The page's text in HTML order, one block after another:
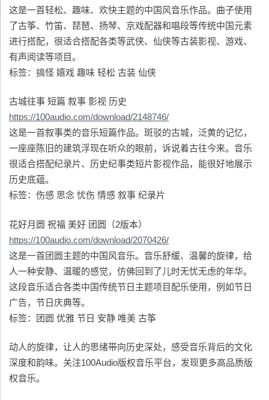
这是一首轻松、趣味、欢快主题的中国风音乐作品。曲子使用
了古筝、竹笛、琵琶、扬琴、京戏配器和唱段等传统中国元素
进行搭配，很适合搭配各类等武侠、仙侠等古装影视、游戏、
有声阅读等项目。
标签：搞怪 嬉戏 趣味 轻松 古装 仙侠
古城往事 短篇 叙事 影视 历史
https://100audio.com/download/2148746/
这是一首叙事类的音乐短篇作品。斑驳的古城，泛黄的记忆，
一座座陈旧的建筑浮现在听众的眼前，诉说着古往今来。音乐
很适合搭配纪录片、历史纪事类短片影视作品，能很好地展示
历史底蕴。
标签：伤感 思念 忧伤 情感 叙事 纪录片
花好月圆 祝福 美好 团圆（2版本）
https://100audio.com/download/2070426/
这是一首团圆主题的中国风音乐。音乐舒缓、温馨的旋律，给
人一种安静、温暖的感觉，仿佛回到了儿时无忧无虑的年华。
这段音乐适合各类中国传统节日主题项目配乐使用，例如节日
广告，节日庆典等。
标签：团圆 优雅 节日 安静 唯美 古筝
动人的旋律，让人的思绪带向历史深处，感受音乐背后的文化
深度和韵味。关注100Audio版权音乐平台，发现更多高品质版
权音乐。